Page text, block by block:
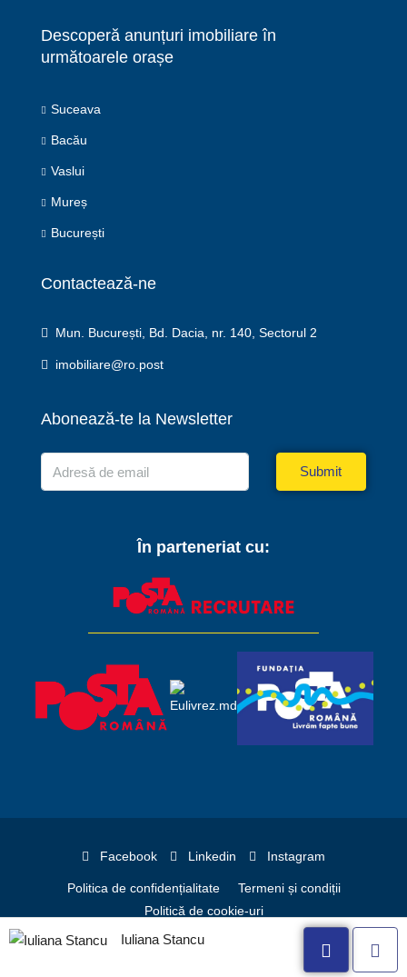
Descoperă anunțuri imobiliare în
următoarele orașe
Suceava
Bacău
Vaslui
Mureș
București
Contactează-ne
Mun. București, Bd. Dacia, nr. 140, Sectorul 2
imobiliare@ro.post
Abonează-te la Newsletter
Submit
În parteneriat cu:
Facebook Linkedin Instagram
Politica de confidențialitate
Termeni și condiții
Politică de cookie-uri
© 2026 C.N. Poșta Română S.A.
Iuliana Stancu